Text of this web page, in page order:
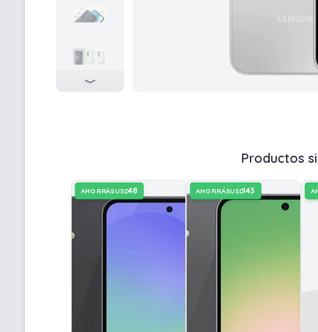
Productos
AHORRÁSUSD48 AHORRÁSUSD143